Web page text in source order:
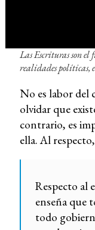
Las Escrituras son el
realidades políticas,
No es labor del
olvidar que
contrario, es
ella. Al
Respecto al
enseña que
todo